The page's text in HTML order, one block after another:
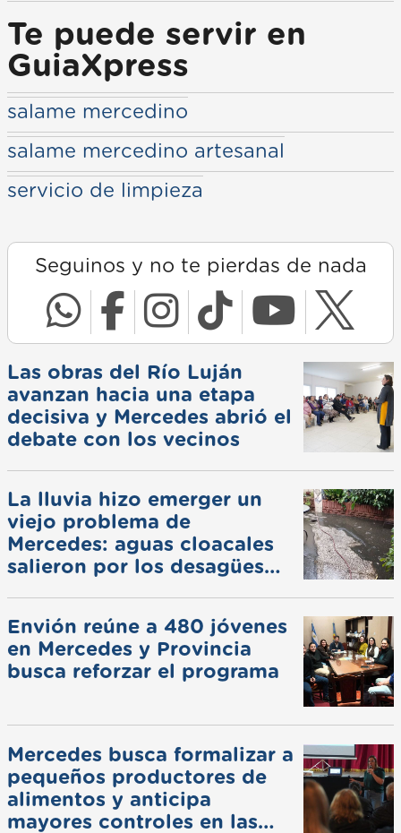
Te puede servir en
GuiaXpress
salame mercedino
salame mercedino artesanal
servicio de limpieza
Seguinos y no te pierdas de nada
Las obras del Río Luján
avanzan hacia una etapa
decisiva y Mercedes abrió el
debate con los vecinos
La lluvia hizo emerger un
viejo problema de
Mercedes: aguas cloacales
salieron por los desagües
Envión reúne a 480 jóvenes
en Mercedes y Provincia
busca reforzar el programa
Mercedes busca formalizar a
pequeños productores de
alimentos y anticipa
mayores controles en las